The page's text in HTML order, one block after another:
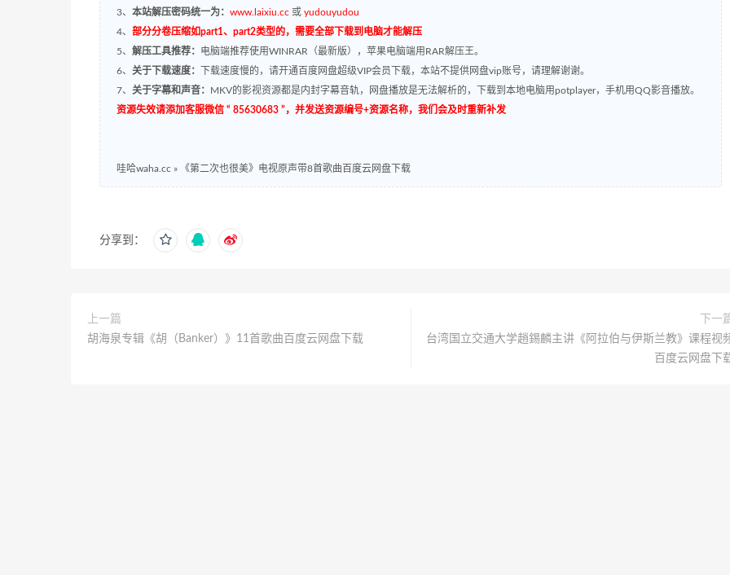
3、 本站解压密码统一为： www.laixiu.cc 或 yudouyudou
4、 部分分卷压缩如part1、part2类型的，需要全部下载到电脑才能解压
5、 解压工具推荐： 电脑端推荐使用WINRAR（最新版），苹果电脑端用RAR解压王。
6、 关于下载速度：
下载速度慢的，请开通百度网盘超级VIP会员下载，本站不提供网盘vip账号，请理解谢谢。
7、 关于字幕和声音： MKV的影视资源都是内封字幕音轨，网盘播放是无法解析的，下载到本地电脑用potplayer，手机用QQ影音播放。
资源失效请添加客服微信 “ 85630683 ”，并发送资源编号+资源名称，我们会及时重新补发
哇哈waha.cc » 《第二次也很美》电视原声带8首歌曲百度云网盘下载
分享到：
上一篇
胡海泉专辑《胡（Banker）》11首歌曲百度云网盘下载
下一
台湾国立交通大学趙錫麟主讲《阿拉伯与伊斯兰教》课程视
百度云网盘下